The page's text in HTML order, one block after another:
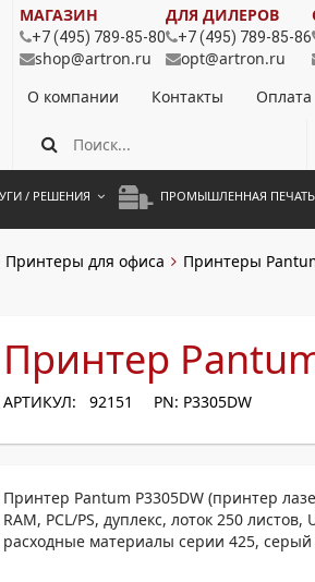
МАГАЗИН
+7 (495) 789-85-80
shop@artron.ru
ДЛЯ ДИЛЕРОВ
+7 (495) 789-85-86
opt@artron.ru
О компании
Контакты Оплата
/ РЕШЕНИЯ
ОБОРУДОВАНИЯ
ПРОМЫШЛЕННАЯ ПЕЧАТЬ
Принтеры для офиса Принтеры
Принтер
АРТИКУЛ: 92151 PN: P3305DW
Принтер Pantum P3305DW (принтер
RAM, PCL/PS, дуплекс, лоток 250
расходные материалы серии 425, серый